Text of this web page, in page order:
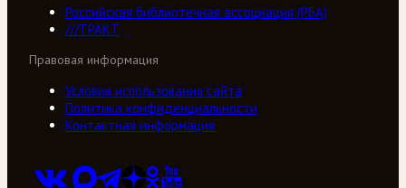
Российская библиотечная ассоциация (РБА)
///ТРАКТ
Правовая информация
Условия использования сайта
Политика конфиденциальности
Контактная информация